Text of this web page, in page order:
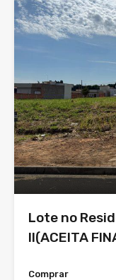
Lote no
II(ACEITA
Comprar